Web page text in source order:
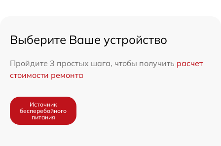
Выберите Ваше устройство
Пройдите 3 простых шага, чтобы получить расчет
стоимости ремонта
Источник
бесперебойного
питания